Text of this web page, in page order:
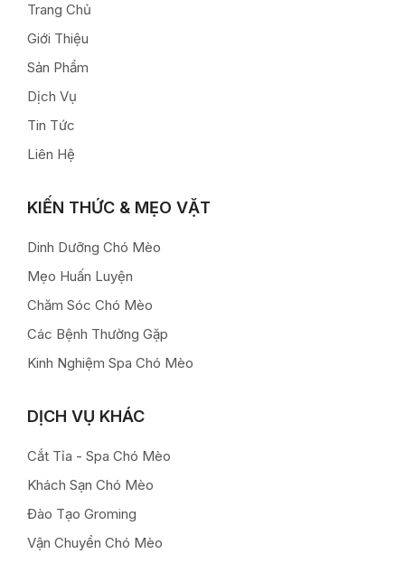
Trang Chủ
Giới Thiệu
Sản Phẩm
Dịch Vụ
Tin Tức
Liên Hệ
KIẾN THỨC & MẸO VẶT
Dinh Dưỡng Chó Mèo
Mẹo Huấn Luyện
Chăm Sóc Chó Mèo
Các Bệnh Thường Gặp
Kinh Nghiệm Spa Chó Mèo
DỊCH VỤ KHÁC
Cắt Tỉa - Spa Chó Mèo
Khách Sạn Chó Mèo
Đào Tạo Groming
Vận Chuyển Chó Mèo